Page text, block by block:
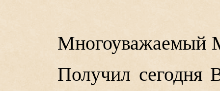
Многоуважаемый
Получил сегодня